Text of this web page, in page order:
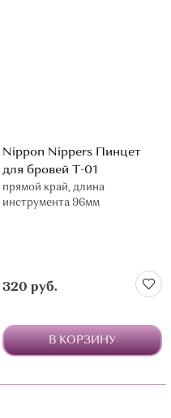
Nippon Nippers Пинцет
для бровей Т-01
прямой край, длина
инструмента 96мм
320 руб.
В КОРЗИНУ